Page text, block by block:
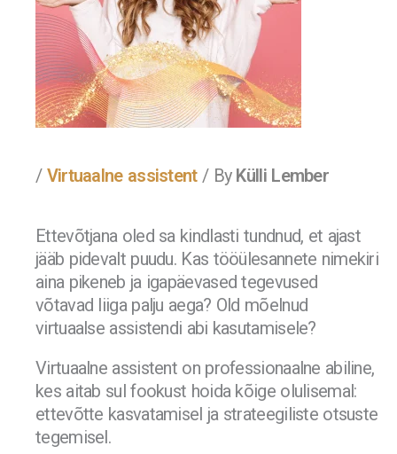
/ Virtuaalne assistent/ By Külli Lember
Ettevõtjana oled sa kindlasti tundnud, et ajast
jääb pidevalt puudu. Kas tööülesannete nimekiri
aina pikeneb ja igapäevased tegevused
võtavad liiga palju aega? Old mõelnud
virtuaalse assistendi abi kasutamisele?
Virtuaalne assistent on professionaalne abiline,
kes aitab sul fookust hoida kõige olulisemal:
ettevõtte kasvatamisel ja strateegiliste otsuste
tegemisel.